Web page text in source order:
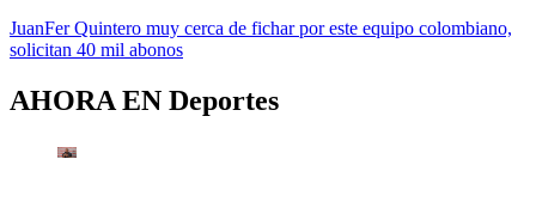
JuanFer Quintero muy cerca de fichar por este equipo colombiano,
solicitan 40 mil abonos
AHORA EN Deportes